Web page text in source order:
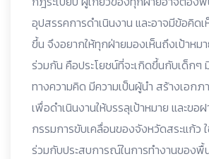
อุปสรรคการดำเนินงาน และอาจมีข้อคิด
ขึ้น จึงอยากให้ทุกฝ่ายมองเห็นถึงเป้าหม
ร่วมกัน คือประโยชน์ที่จะเกิดขึ้นกับเด็กๆ
ทางความคิด มีความเป็นผู้นำ สร้างเอกภ
เพื่อดำเนินงานให้บรรลุเป้าหมาย และขอ
กรรมการขับเคลื่อนของจังหวัดสระแก้ว
ร่วมกับประสบการณ์ในการทำงานของพื้